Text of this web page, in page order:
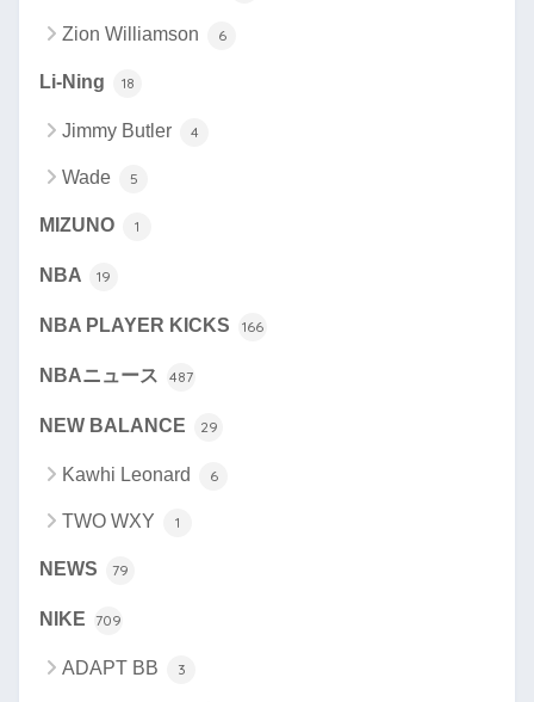
Zion Williamson 6
Li-Ning 18
Jimmy Butler 4
Wade 5
MIZUNO 1
NBA 19
NBA PLAYER KICKS 166
NBAニュース 487
NEW BALANCE 29
Kawhi Leonard 6
TWO WXY 1
NEWS 79
NIKE 709
ADAPT BB 3